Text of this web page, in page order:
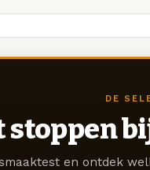
DE
stoppen
en ontdek